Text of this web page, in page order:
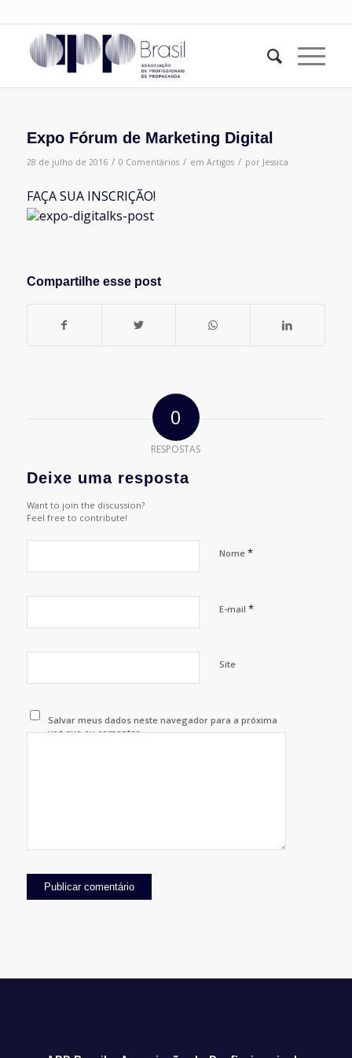
Expo Fórum de Marketing Digital
28 de julho de 2016 / 0 Comentários / em Artigos / por Jessica
FAÇA SUA INSCRIÇÃO!
Compartilhe esse post
0
RESPOSTAS
Deixe uma resposta
Want to join the discussion?
Feel free to contribute!
Nome *
E-mail *
Site
Salvar meus dados neste navegador para a próxima
vez que eu comentar.